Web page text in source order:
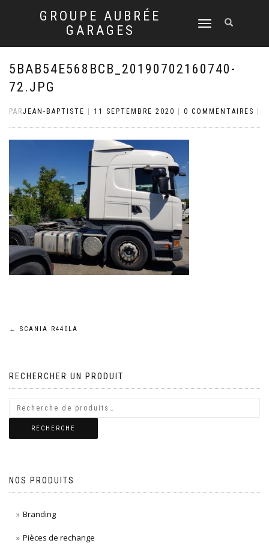
GROUPE AUBRÉE
GARAGES
DÉPLIER
NAVIGATION
5BAB54E568BCB_20190702160740-
72.JPG
PARJEAN-BAPTISTE 11 SEPTEMBRE 2020 0 COMMENTAIRES
Navigation
l’article
← SCANIA R440LA
RECHERCHER UN PRODUIT
RECHERCHE
NOS PRODUITS
Branding
Pièces de rechange